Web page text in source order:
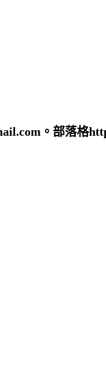
。部落格